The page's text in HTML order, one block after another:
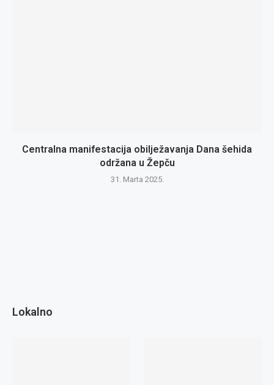
Centralna manifestacija obilježavanja Dana šehida
održana u Žepču
31. Marta 2025.
Lokalno